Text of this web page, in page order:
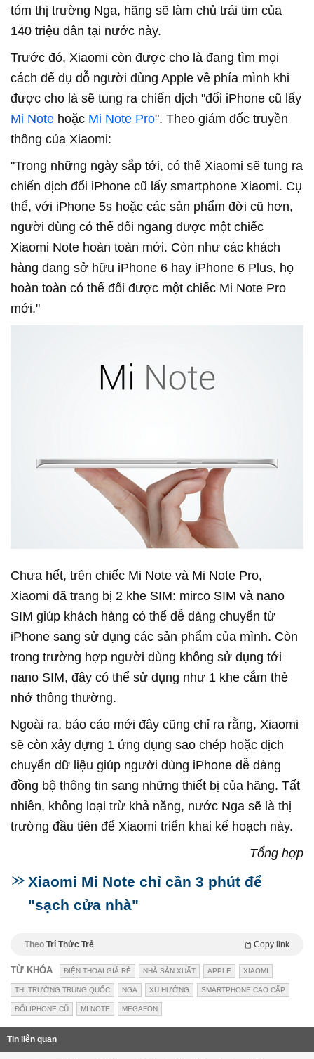
tóm thị trường Nga, hãng sẽ làm chủ trái tim của
140 triệu dân tại nước này.
Trước đó, Xiaomi còn được cho là đang tìm mọi
cách để dụ dỗ người dùng Apple về phía mình khi
được cho là sẽ tung ra chiến dịch "đổi iPhone cũ lấy
Mi Note hoặc Mi Note Pro". Theo giám đốc truyền
thông của Xiaomi:
"Trong những ngày sắp tới, có thể Xiaomi sẽ tung ra
chiến dịch đổi iPhone cũ lấy smartphone Xiaomi. Cụ
thể, với iPhone 5s hoặc các sản phẩm đời cũ hơn,
người dùng có thể đổi ngang được một chiếc
Xiaomi Note hoàn toàn mới. Còn như các khách
hàng đang sở hữu iPhone 6 hay iPhone 6 Plus, họ
hoàn toàn có thể đổi được một chiếc Mi Note Pro
mới."
Chưa hết, trên chiếc Mi Note và Mi Note Pro,
Xiaomi đã trang bị 2 khe SIM: mirco SIM và nano
SIM giúp khách hàng có thể dễ dàng chuyển từ
iPhone sang sử dụng các sản phẩm của mình. Còn
trong trường hợp người dùng không sử dụng tới
nano SIM, đây có thể sử dụng như 1 khe cắm thẻ
nhớ thông thường.
Ngoài ra, báo cáo mới đây cũng chỉ ra rằng, Xiaomi
sẽ còn xây dựng 1 ứng dụng sao chép hoặc dịch
chuyển dữ liệu giúp người dùng iPhone dễ dàng
đồng bộ thông tin sang những thiết bị của hãng. Tất
nhiên, không loại trừ khả năng, nước Nga sẽ là thị
trường đầu tiên để Xiaomi triển khai kế hoạch này.
Tổng hợp
Xiaomi Mi Note chỉ cần 3 phút để
"sạch cửa nhà"
Theo Trí Thức Trẻ Copy link
TỪ KHÓA ĐIỆN THOẠI GIÁ RẺ NHÀ SẢN XUẤT APPLE XIAOMI
THỊ TRƯỜNG TRUNG QUỐC NGA XU HƯỚNG SMARTPHONE CAO CẤP
ĐỔI IPHONE CŨ MI NOTE MEGAFON
Tin liên quan